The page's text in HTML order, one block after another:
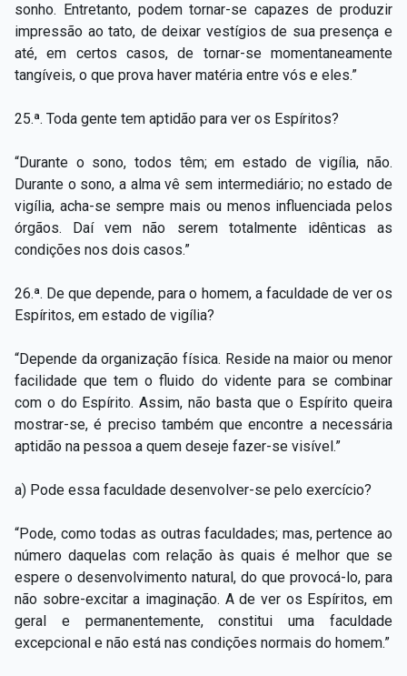
sonho. Entretanto, podem tornar-se capazes de produzir
impressão ao tato, de deixar vestígios de sua presença e
até, em certos casos, de tornar-se momentaneamente
tangíveis, o que prova haver matéria entre vós e eles.”
25.ª. Toda gente tem aptidão para ver os Espíritos?
“Durante o sono, todos têm; em estado de vigília, não.
Durante o sono, a alma vê sem intermediário; no estado de
vigília, acha-se sempre mais ou menos influenciada pelos
órgãos. Daí vem não serem totalmente idênticas as
condições nos dois casos.”
26.ª. De que depende, para o homem, a faculdade de ver os
Espíritos, em estado de vigília?
“Depende da organização física. Reside na maior ou menor
facilidade que tem o fluido do vidente para se combinar
com o do Espírito. Assim, não basta que o Espírito queira
mostrar-se, é preciso também que encontre a necessária
aptidão na pessoa a quem deseje fazer-se visível.”
a) Pode essa faculdade desenvolver-se pelo exercício?
“Pode, como todas as outras faculdades; mas, pertence ao
número daquelas com relação às quais é melhor que se
espere o desenvolvimento natural, do que provocá-lo, para
não sobre-excitar a imaginação. A de ver os Espíritos, em
geral e permanentemente, constitui uma faculdade
excepcional e não está nas condições normais do homem.”